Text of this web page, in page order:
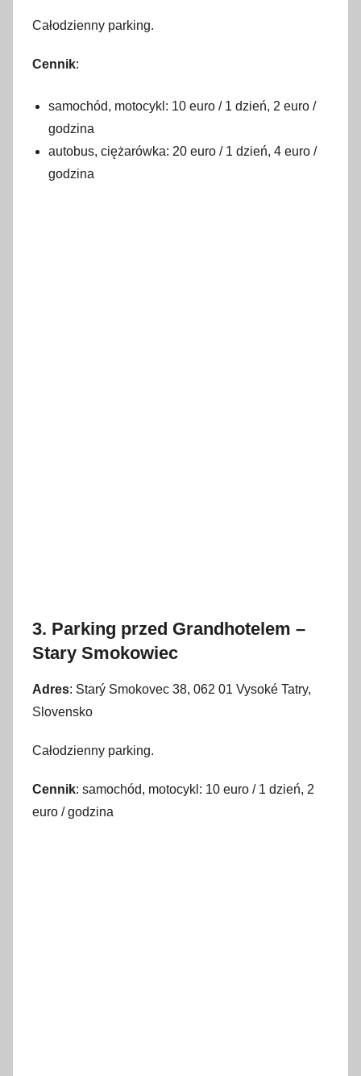
Całodzienny parking.
Cennik:
samochód, motocykl: 10 euro / 1 dzień, 2 euro /
godzina
autobus, ciężarówka: 20 euro / 1 dzień, 4 euro /
godzina
3. Parking przed Grandhotelem –
Stary Smokowiec
Adres: Starý Smokovec 38, 062 01 Vysoké Tatry,
Slovensko
Całodzienny parking.
Cennik: samochód, motocykl: 10 euro / 1 dzień, 2
euro / godzina